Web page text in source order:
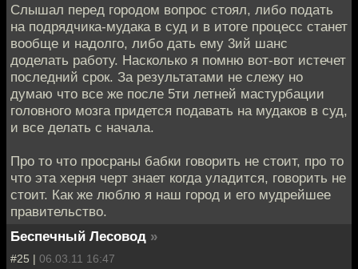
Слышал перед городом вопрос стоял, либо подать
на подрядчика-мудака в суд и в итоге процесс станет
вообще и надолго, либо дать ему 3ий шанс
доделать работу. Насколько я помню вот-вот истечет
последний срок. За результатами не слежу но
думаю что все же после 5ти летней мастурбации
головного мозга придется подавать на мудаков в суд,
и все делать с начала.
Про то что просраны бабки говорить не стоит, про то
что эта херня черт знает когда уладится, говорить не
стоит. Как же люблю я наш город и его мудрейшее
правительство.
Беспечный Лесовод »
#25 | 06.03.11 16:47